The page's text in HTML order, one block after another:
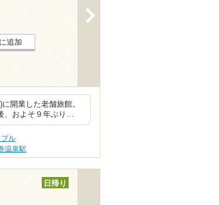
追加
開業した老舗旅館。
、およそ９年ぶり…
ル
温泉駅
日帰り